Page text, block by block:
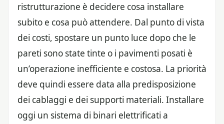
ristrutturazione è decidere cosa installare
subito e cosa può attendere. Dal punto di vista
dei costi, spostare un punto luce dopo che le
pareti sono state tinte o i pavimenti posati è
un’operazione inefficiente e costosa. La priorità
deve quindi essere data alla predisposizione
dei cablaggi e dei supporti materiali. Installare
oggi un sistema di binari elettrificati a